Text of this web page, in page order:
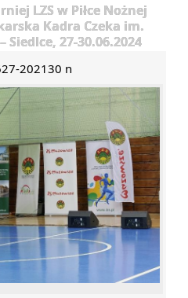
LZS w Piłce Nożnej
Kadra Czeka im.
Siedlce, 27-30.06.2024
202130 n